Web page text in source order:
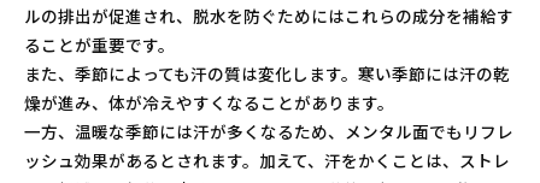
ルの排出が促進され、脱水を防ぐためにはこれらの成分を補給す
ることが重要です。
また、季節によっても汗の質は変化します。寒い季節には汗の乾
燥が進み、体が冷えやすくなることがあります。
一方、温暖な季節には汗が多くなるため、メンタル面でもリフレ
ッシュ効果があるとされます。加えて、汗をかくことは、ストレ